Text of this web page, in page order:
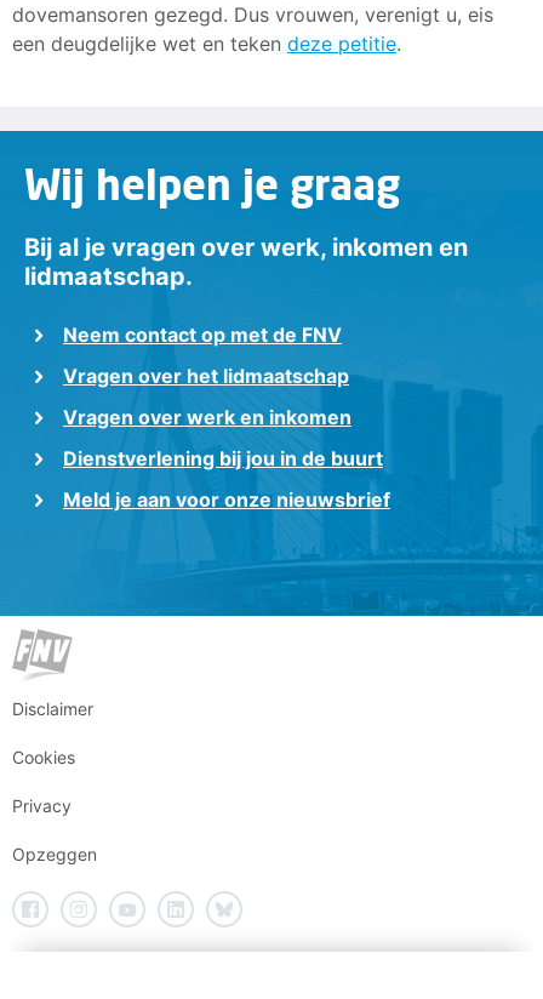
dovemansoren gezegd. Dus vrouwen, verenigt u, eis
een deugdelijke wet en teken deze petitie.
Wij helpen je graag
Bij al je vragen over werk, inkomen en
lidmaatschap.
Neem contact op met de FNV
Vragen over het lidmaatschap
Vragen over werk en inkomen
Dienstverlening bij jou in de buurt
Meld je aan voor onze nieuwsbrief
Disclaimer
Cookies
Privacy
Opzeggen